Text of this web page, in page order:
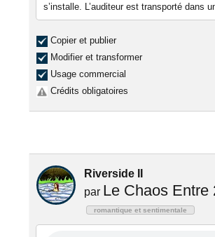
s’installe. L’auditeur est transporté dans
Copier et publier
Modifier et transformer
Usage commercial
Crédits obligatoires
Riverside II
par Le Chaos Entre
romantique et sentimentale